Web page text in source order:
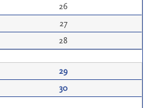
26
27
28
29
30